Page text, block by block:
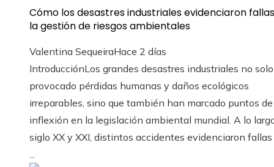
Cómo los desastres industriales evidenciaron
la gestión de riesgos ambientales
Valentina SequeiraHace 2 días
IntroducciónLos grandes desastres industriales no
provocado pérdidas humanas y daños ecológicos
irreparables, sino que también han marcado puntos de
inflexión en la legislación ambiental mundial. A lo
siglo XX y XXI, distintos accidentes evidenciaron
...